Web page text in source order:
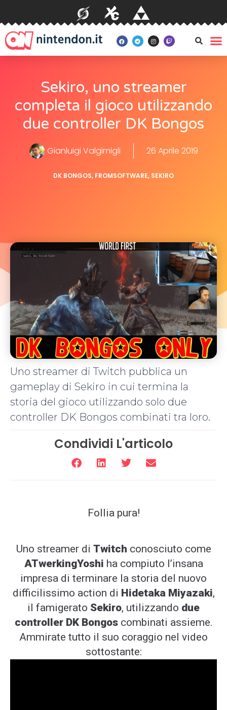
Sekiro, uno streamer
completa il gioco utilizzando
due controller DK Bongos
Gianluigi Valgimigli 26 Aprile 2019
DK BONGOS, FROMSOFTWARE, SEKIRO
Uno streamer di Twitch pubblica un
gameplay di Sekiro in cui termina la
storia del gioco utilizzando solo due
controller DK Bongos combinati tra loro.
Condividi L'articolo
Follia pura!
Uno streamer di Twitch conosciuto come
ATwerkingYoshi ha compiuto l’insana
impresa di terminare la storia del nuovo
difficilissimo action di Hidetaka Miyazaki,
il famigerato Sekiro, utilizzando due
controller DK Bongoscombinati assieme.
Ammirate tutto il suo coraggio nel video
sottostante: